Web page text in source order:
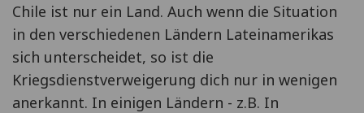
Chile ist nur ein Land. Auch wenn die Situation
in den verschiedenen Ländern Lateinamerikas
sich unterscheidet, so ist die
Kriegsdienstverweigerung dich nur in wenigen
anerkannt. In einigen Ländern - z.B. In